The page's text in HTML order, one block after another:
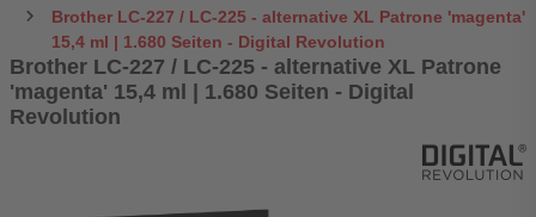
Brother LC-227 / LC-225 - alternative XL Patrone 'magenta'
15,4 ml | 1.680 Seiten - Digital Revolution
Brother LC-227 / LC-225 - alternative XL Patrone
'magenta' 15,4 ml | 1.680 Seiten - Digital
Revolution